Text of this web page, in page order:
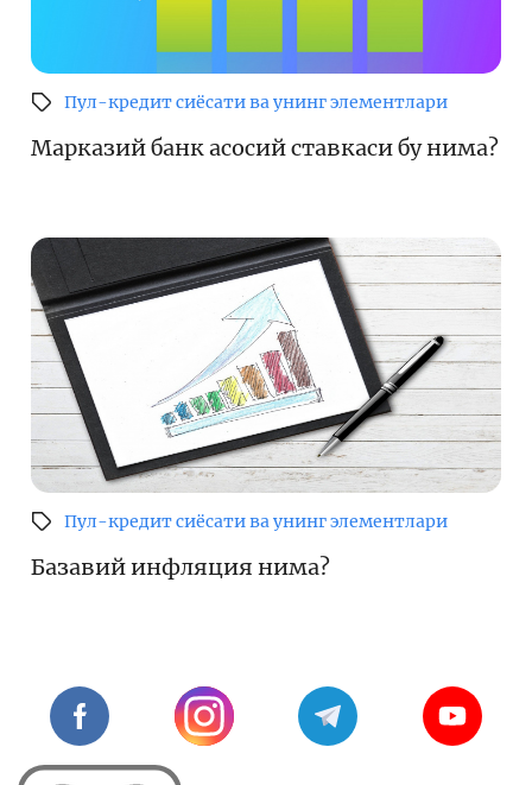
Пул-кредит сиёсати ва унинг элементлари
Марказий банк асосий ставкаси бу нима?
Пул-кредит сиёсати ва унинг элементлари
Базавий инфляция нима?